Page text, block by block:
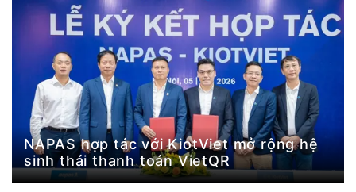
NAPAS hợp tác với KiotViet mở rộng hệ
sinh thái thanh toán VietQR